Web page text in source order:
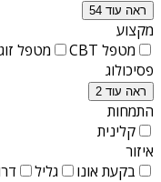
ראה עוד 54
מקצוע
מטפל CBT
מטפל
פסיכולוג
ראה עוד 2
התמחות
קלינית
איזור
בקעת אונו
גליל